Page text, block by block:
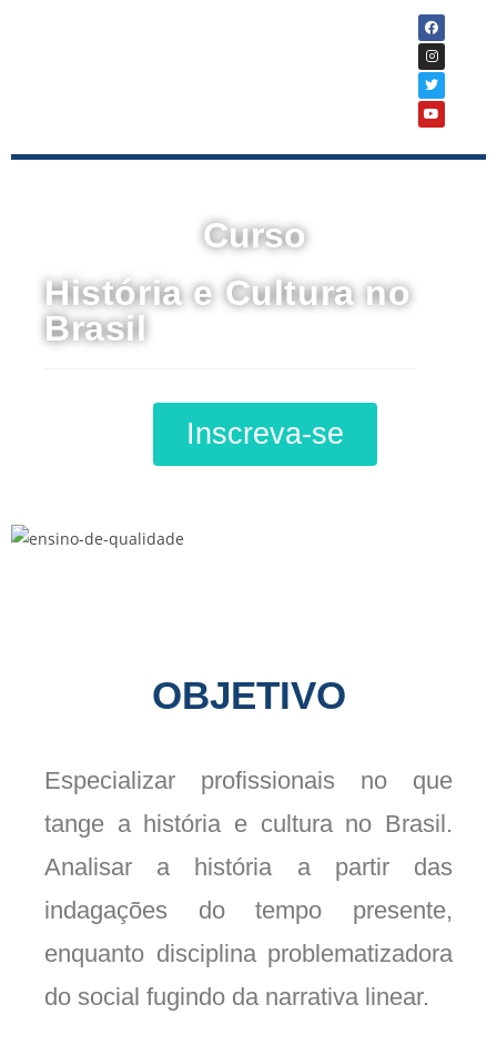
Curso
História e Cultura no
Brasil
Inscreva-se
OBJETIVO
Especializar profissionais no que
tange a história e cultura no Brasil.
Analisar a história a partir das
indagações do tempo presente,
enquanto disciplina problematizadora
do social fugindo da narrativa linear.